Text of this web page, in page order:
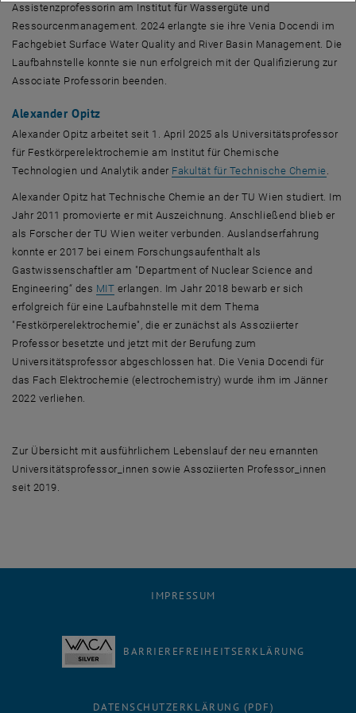
Assistenzprofessorin am Institut für Wassergüte und
Ressourcenmanagement. 2024 erlangte sie ihre Venia Docendi im
Fachgebiet Surface Water Quality and River Basin Management . Die
Laufbahnstelle konnte sie nun erfolgreich mit der Qualifizierung zur
Associate Professorin beenden.
Alexander Opitz
Alexander Opitz arbeitet seit 1. April 2025 als Universitätsprofessor
für Festkörperelektrochemie am Institut für Chemische
Technologien und Analytik ander Fakultät für Technische Chemie
Alexander Opitz hat Technische Chemie an der TU Wien studiert. Im
Jahr 2011 promovierte er mit Auszeichnung. Anschließend blieb er
als Forscher der TU Wien weiter verbunden. Auslandserfahrung
konnte er 2017 bei einem Forschungsaufenthalt als
Gastwissenschaftler am "Department of Nuclear Science and
Engineering“ des MIT, öffnet eine externe URL in einem neuen Fenster
erlangen. Im Jahr 2018 bewarb er sich
erfolgreich für eine Laufbahnstelle mit dem Thema
"Festkörperelektrochemie", die er zunächst als Assoziierter
Professor besetzte und jetzt mit der Berufung zum
Universitätsprofessor abgeschlossen hat. Die Venia Docendi für
das Fach Elektrochemie (electrochemistry) wurde ihm im Jänner
2022 verliehen.
Zur Übersicht mit ausführlichem Lebenslauf der neu ernannten
Universitätsprofessor_innen sowie Assoziierten Professor_innen
seit 2019.
IMPRESSUM
BARRIEREFREIHEITSERKLÄRUNG
DATENSCHUTZERKLÄRUNG (PDF)